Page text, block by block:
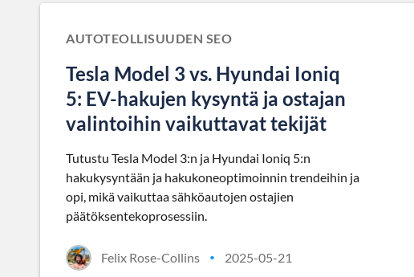
AUTOTEOLLISUUDEN SEO
Tesla Model 3 vs. Hyundai Ioniq
5: EV-hakujen kysyntä ja ostajan
valintoihin vaikuttavat tekijät
Tutustu Tesla Model 3:n ja Hyundai Ioniq 5:n
hakukysyntään ja hakukoneoptimoinnin trendeihin ja
opi, mikä vaikuttaa sähköautojen ostajien
päätöksentekoprosessiin.
Felix Rose-Collins • 2025-05-21